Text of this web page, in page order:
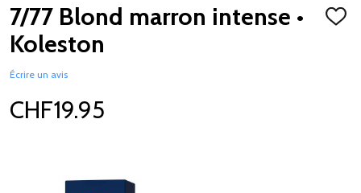
7/77 Blond marron intense •
Koleston
Écrire un avis
CHF19.95